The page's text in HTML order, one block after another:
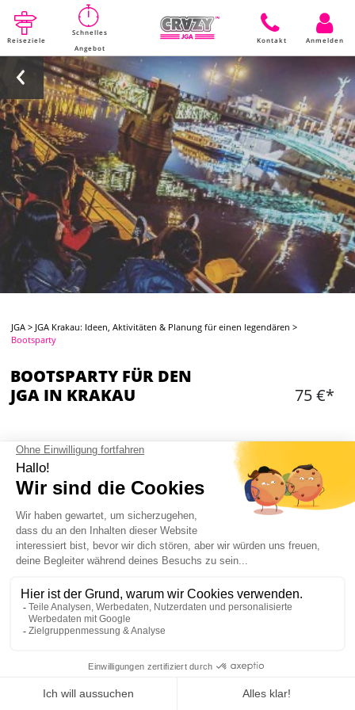
Reiseziele
Schnelles
Angebot
Kontakt Anmelden
JGA > JGA Krakau: Ideen, Aktivitäten & Planung für einen legendären >
Bootsparty
BOOTSPARTY FÜR DEN
JGA IN KRAKAU
75 €*
WAS IST ENTHALTEN?
2 Stunden feinste Partystimmung bei der
Öffentliche Feier mit anderen Gruppen
Open Bar während der gesamten Fahrt (Bier,
Wodka, Gin, Rum etc...)
Fast-Line-Eintritt in einen Nachtclub im
Anschluss
Mein JGA in Krakau